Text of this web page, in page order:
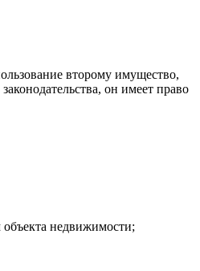
второму имущество,
он имеет право
недвижимости;